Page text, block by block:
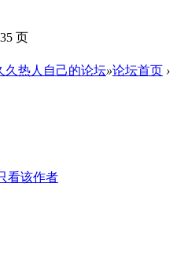
页
久热人自己的论坛»论坛首页 ›
看该作者